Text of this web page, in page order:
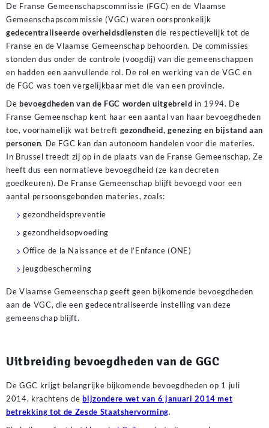
De Franse Gemeenschapscommissie (FGC) en de Vlaamse
Gemeenschapscommissie (VGC) waren oorspronkelijk
gedecentraliseerde overheidsdiensten die respectievelijk tot de
Franse en de Vlaamse Gemeenschap behoorden. De commissies
stonden dus onder de controle (voogdij) van die gemeenschappen
en hadden een aanvullende rol. De rol en werking van de VGC en
de FGC was toen vergelijkbaar met die van een provincie.
De bevoegdheden van de FGC worden uitgebreid in 1994. De
Franse Gemeenschap kent haar een aantal van haar bevoegdheden
toe, voornamelijk wat betreft gezondheid, genezing en bijstand aan
personen. De FGC kan dan autonoom handelen voor die materies.
In Brussel treedt zij op in de plaats van de Franse Gemeenschap. Ze
heeft dus een normatieve bevoegdheid (ze kan decreten
goedkeuren). De Franse Gemeenschap blijft bevoegd voor een
aantal persoonsgebonden materies, zoals:
gezondheidspreventie
gezondheidsopvoeding
Office de la Naissance et de l’Enfance (ONE)
jeugdbescherming
De Vlaamse Gemeenschap geeft geen bijkomende bevoegdheden
aan de VGC, die een gedecentraliseerde instelling van deze
gemeenschap blijft.
instantáneos en México
destacan por ofrecer procesos de cobro
ganancias sin largas esperas. Además, suelen contar con sistemas
de seguridad bien establecidos.
Uitbreiding bevoegdheden van de GGC
De GGC krijgt belangrijke bijkomende bevoegdheden op 1 juli
2014, krachtens debijzondere wet van 6 januari 2014 met
betrekking tot de Zesde Staatshervorming.